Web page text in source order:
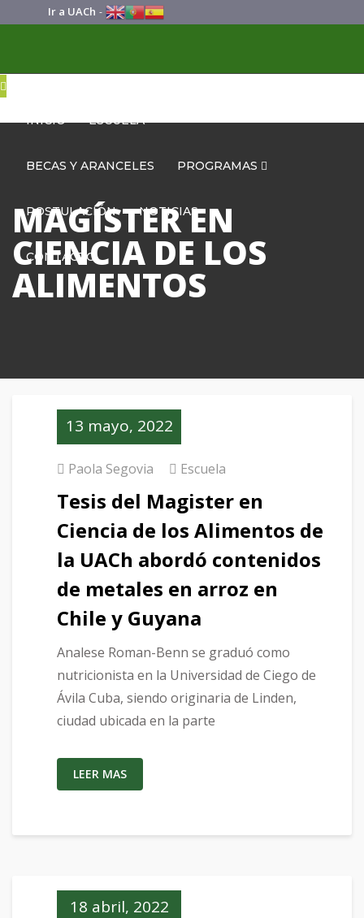
Ir a UACh -
INICIO ESCUELA
BECAS Y ARANCELES PROGRAMAS
POSTULACIÓN NOTICIAS
CONTACTO
MAGÍSTER EN
CIENCIA DE LOS
ALIMENTOS
13 mayo, 2022
Paola Segovia Escuela
Tesis del Magister en
Ciencia de los Alimentos de
la UACh abordó contenidos
de metales en arroz en
Chile y Guyana
Analese Roman-Benn se graduó como
nutricionista en la Universidad de Ciego de
Ávila Cuba, siendo originaria de Linden,
ciudad ubicada en la parte
LEER MAS
18 abril, 2022